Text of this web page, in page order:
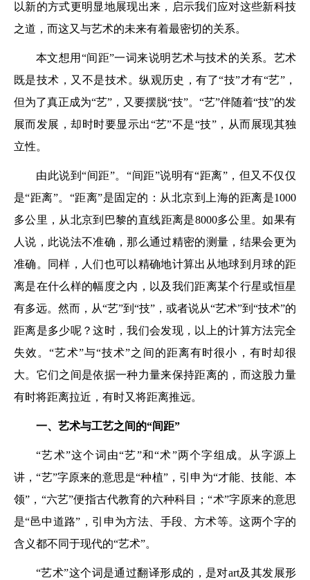
以新的方式更明显地展现出来，启示我们应对这些新科技
之道，而这又与艺术的未来有着最密切的关系。
本文想用“间距”一词来说明艺术与技术的关系。艺术
既是技术，又不是技术。纵观历史，有了“技”才有“艺”，
但为了真正成为“艺”，又要摆脱“技”。“艺”伴随着“技”的发
展而发展，却时时要显示出“艺”不是“技”，从而展现其独
立性。
由此说到“间距”。“间距”说明有“距离”，但又不仅仅
是“距离”。“距离”是固定的：从北京到上海的距离是1000
多公里，从北京到巴黎的直线距离是8000多公里。如果有
人说，此说法不准确，那么通过精密的测量，结果会更为
准确。同样，人们也可以精确地计算出从地球到月球的距
离是在什么样的幅度之内，以及我们距离某个行星或恒星
有多远。然而，从“艺”到“技”，或者说从“艺术”到“技术”的
距离是多少呢？这时，我们会发现，以上的计算方法完全
失效。“艺术”与“技术”之间的距离有时很小，有时却很
大。它们之间是依据一种力量来保持距离的，而这股力量
有时将距离拉近，有时又将距离推远。
一、艺术与工艺之间的“间距”
“艺术”这个词由“艺”和“术”两个字组成。从字源上
讲，“艺”字原来的意思是“种植”，引申为“才能、技能、本
领”，“六艺”便指古代教育的六种科目；“术”字原来的意思
是“邑中道路”，引申为方法、手段、方术等。这两个字的
含义都不同于现代的“艺术”。
“艺术”这个词是通过翻译形成的，是对art及其发展形